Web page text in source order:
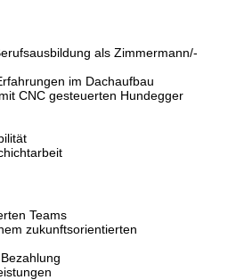
als Zimmermann/-
im Dachaufbau
CNC gesteuerten Hundegger
Teams
zukunftsorientierten